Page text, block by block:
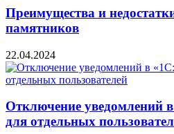
Преимущества и
памятников
22.04.2024
Отключение уведомлений
для отдельных